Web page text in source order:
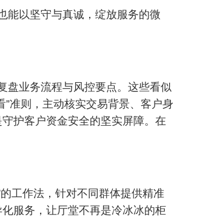
能以坚守与真诚，绽放服务的微
盘业务流程与风控要点。这些看似
准则，主动核实交易背景、客户身
护客户资金安全的坚实屏障。在
工作法，针对不同群体提供精准
服务，让厅堂不再是冷冰冰的柜